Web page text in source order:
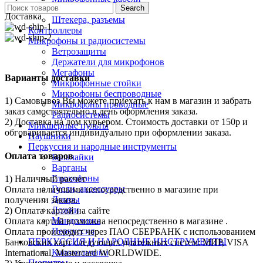
Переходники
Штекера, разъемы
Контроллеры
Микрофоны и радиосистемы
Ветрозащиты
Держатели для микрофонов
Мегафоны
Микрофонные стойки
Микрофоны беспроводные
Микрофоны проводные
Радиосистемы
Микшерные пульты
Наушники
Перкуссия и народные инструменты
Балалайки
Варганы
Глюкофоны
Гусли, аксессуары
Домры
Ложки
Мандолины
Перкуссия
ПЕРКУССИЯ И НАРОДНЫЕ ИНСТРУМЕНТЫ
Колокольчики
Search
Доставка
Варианты доставки
1) Самовывоз Вы можете приехать к нам в магазин и забрать
заказ самостоятельно в день оформления заказа.
2) Доставка на дом курьером. Стоимость доставки от 150р и
обговаривается индивидуально при оформлении заказа.
Оплата товаров
1) Наличный расчет
Оплата наличными непосредственно в магазине при
получении заказа.
2) Оплата картой на сайте
Оплата картой возможна непосредственно в магазине .
Оплата происходит через ПАО СБЕРБАНК с использованием
Банковских карт следующих платежных систем: МИР, VISA
International, Mastercard WORLDWIDE.